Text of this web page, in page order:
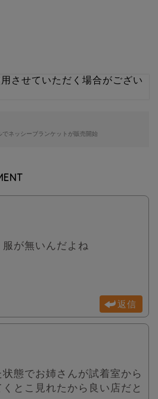
させていただく場合がござい
でネッシーブランケットが販売開始
が無いんだよね
返信
態でお姉さんが試着室から
とこ見れたから良い店だと